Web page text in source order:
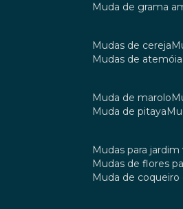
muda de grama
mudas de cereja
mudas de atemóia
muda de marolo
muda de pitaya
mudas para
mudas de flores
muda de